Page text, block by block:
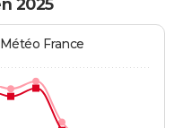
2025
France